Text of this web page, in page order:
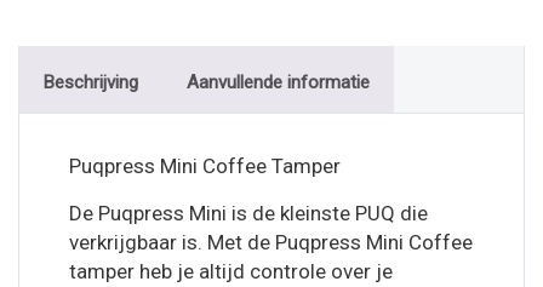
Beschrijving Aanvullende informatie
Puqpress Mini Coffee Tamper
De Puqpress Mini is de kleinste PUQ die
verkrijgbaar is. Met de Puqpress Mini Coffee
tamper heb je altijd controle over je